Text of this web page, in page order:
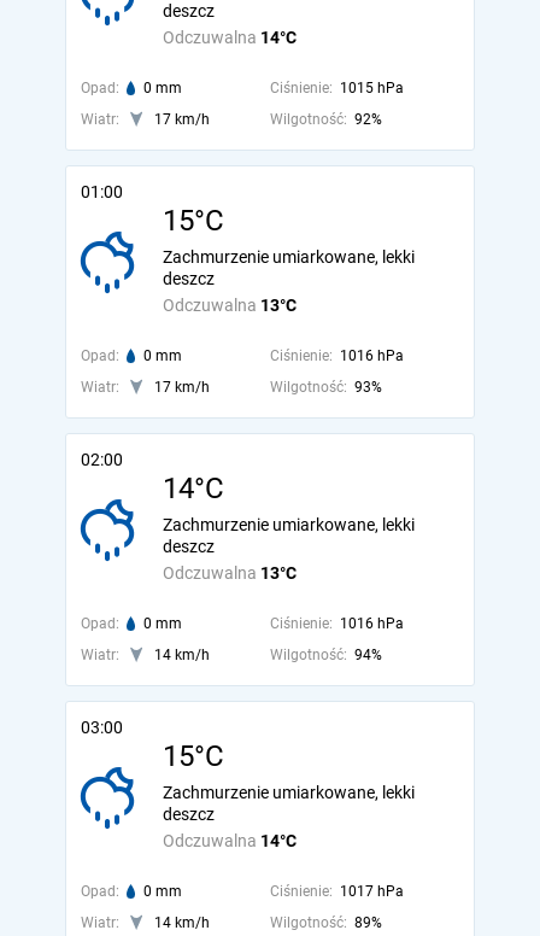
Odczuwalna 14°C
deszcz
Opad: 0 mm Ciśnienie: 1015 hPa
Wiatr:
17 km/h Wilgotność: 92%
01:00
15°C
Odczuwalna 13°C
Zachmurzenie umiarkowane, lekki
deszcz
Opad: 0 mm Ciśnienie: 1016 hPa
Wiatr:
17 km/h Wilgotność: 93%
02:00
14°C
Odczuwalna 13°C
Zachmurzenie umiarkowane, lekki
deszcz
Opad: 0 mm Ciśnienie: 1016 hPa
Wiatr:
14 km/h Wilgotność: 94%
03:00
15°C
Odczuwalna 14°C
Zachmurzenie umiarkowane, lekki
deszcz
Opad: 0 mm Ciśnienie: 1017 hPa
Wiatr:
14 km/h Wilgotność: 89%